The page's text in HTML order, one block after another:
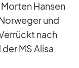
Han­sen
und
nach
MS Alisa